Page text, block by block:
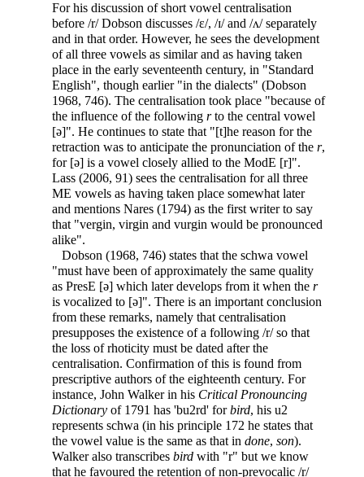
For his discussion of short vowel centralisation
before /r/ Dobson discusses /ɛ/, /ɪ/ and /ʌ/ separately
and in that order. However, he sees the development
of all three vowels as similar and as having taken
place in the early seventeenth century, in "Standard
English", though earlier "in the dialects" (Dobson
1968, 746). The centralisation took place "because of
the influence of the following rto the central vowel
[ə]". He continues to state that "[t]he reason for the
retraction was to anticipate the pronunciation of the r,
for [ə] is a vowel closely allied to the ModE [r]".
Lass (2006, 91) sees the centralisation for all three
ME vowels as having taken place somewhat later
and mentions Nares (1794) as the first writer to say
that "vergin, virgin and vurgin would be pronounced
alike".
Dobson (1968, 746) states that the schwa vowel
"must have been of approximately the same quality
as PresE [ə] which later develops from it when the r
is vocalized to [ə]". There is an important conclusion
from these remarks, namely that centralisation
presupposes the existence of a following /r/ so that
the loss of rhoticity must be dated after the
centralisation. Confirmation of this is found from
prescriptive authors of the eighteenth century. For
instance, John Walker in his Critical Pronouncing
Dictionary of 1791 has 'bu2rd' forbird, his u2
represents schwa (in his principle 172 he states that
the vowel value is the same as that in done, son).
Walker also transcribes bird with "r" but we know
that he favoured the retention of non-prevocalic /r/